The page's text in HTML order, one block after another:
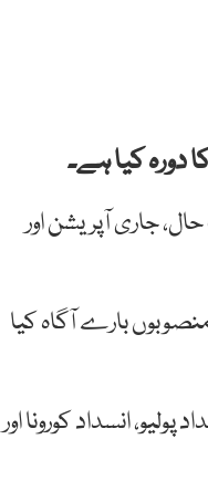
دورہ کیا ہے۔
جاری آپریشن اور
بارے آگاہ کیا
انسداد کورونا اور